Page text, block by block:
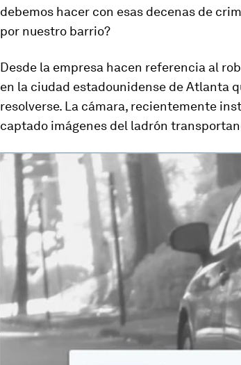
debemos hacer con esas decenas de
por nuestro barrio?
Desde la empresa hacen referencia al
en la ciudad estadounidense de Atlanta
resolverse. La cámara, recientemente
captado imágenes del ladrón